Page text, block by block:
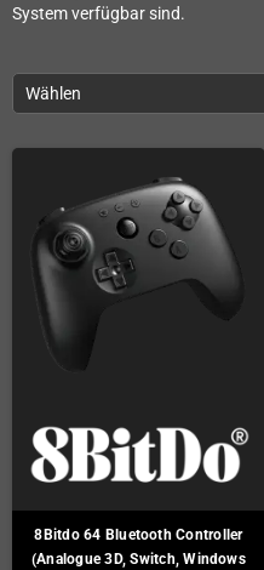
System verfügbar sind.
Wählen
8Bitdo 64 Bluetooth Controller
(Analogue 3D, Switch, Windows